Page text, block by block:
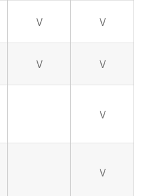
V V
V V
V
V